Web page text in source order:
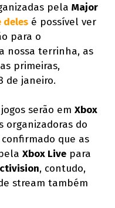
pelaMajor
deles é possível ver
para o
nossa terrinha, as
primeiras,
de janeiro.
serão emXbox
organizadoras do
que as
Xbox Live para
, contudo,
stream também